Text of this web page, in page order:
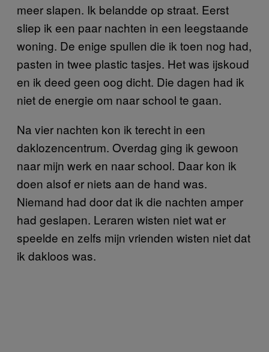
meer slapen. Ik belandde op straat. Eerst
sliep ik een paar nachten in een leegstaande
woning. De enige spullen die ik toen nog had,
pasten in twee plastic tasjes. Het was ijskoud
en ik deed geen oog dicht. Die dagen had ik
niet de energie om naar school te gaan.
Na vier nachten kon ik terecht in een
daklozencentrum. Overdag ging ik gewoon
naar mijn werk en naar school. Daar kon ik
doen alsof er niets aan de hand was.
Niemand had door dat ik die nachten amper
had geslapen. Leraren wisten niet wat er
speelde en zelfs mijn vrienden wisten niet dat
ik dakloos was.